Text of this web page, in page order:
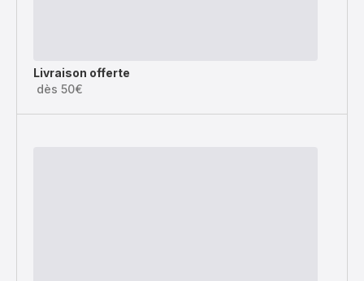
Livraison offerte
dès 50€